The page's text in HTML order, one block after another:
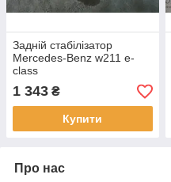
Задній стабілізатор
Mercedes-Benz w211 e-
class
1 343 ₴
Купити
Про нас